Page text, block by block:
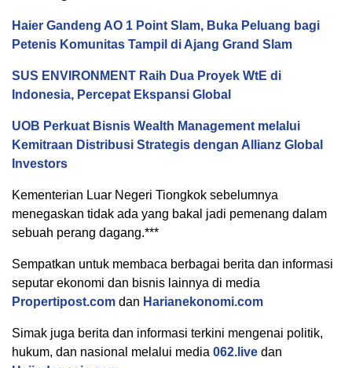
Haier Gandeng AO 1 Point Slam, Buka Peluang bagi
Petenis Komunitas Tampil di Ajang Grand Slam
SUS ENVIRONMENT Raih Dua Proyek WtE di
Indonesia, Percepat Ekspansi Global
UOB Perkuat Bisnis Wealth Management melalui
Kemitraan Distribusi Strategis dengan Allianz Global
Investors
Kementerian Luar Negeri Tiongkok sebelumnya
menegaskan tidak ada yang bakal jadi pemenang dalam
sebuah perang dagang.***
Sempatkan untuk membaca berbagai berita dan informasi
seputar ekonomi dan bisnis lainnya di media
Propertipost.com dan Harianekonomi.com
Simak juga berita dan informasi terkini mengenai politik,
hukum, dan nasional melalui media 062.live dan